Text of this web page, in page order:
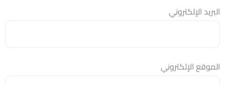
البريد الإلكتروني
الموقع الإلكتروني